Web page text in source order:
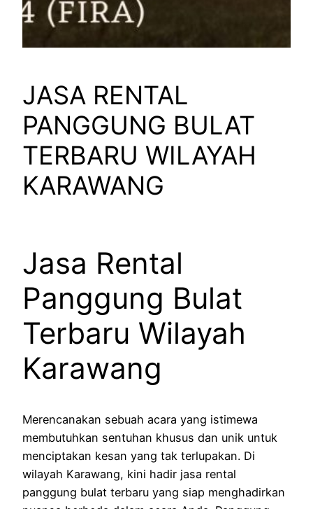
JASA RENTAL
PANGGUNG BULAT
TERBARU WILAYAH
KARAWANG
Jasa Rental
Panggung Bulat
Terbaru Wilayah
Karawang
Merencanakan sebuah acara yang istimewa
membutuhkan sentuhan khusus dan unik untuk
menciptakan kesan yang tak terlupakan. Di
wilayah Karawang, kini hadir jasa rental
panggung bulat terbaru yang siap menghadirkan